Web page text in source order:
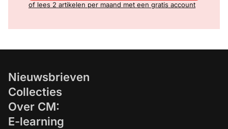
of lees 2 artikelen per maand met een gratis account
Nieuwsbrieven
Collecties
Over CM:
E-learning